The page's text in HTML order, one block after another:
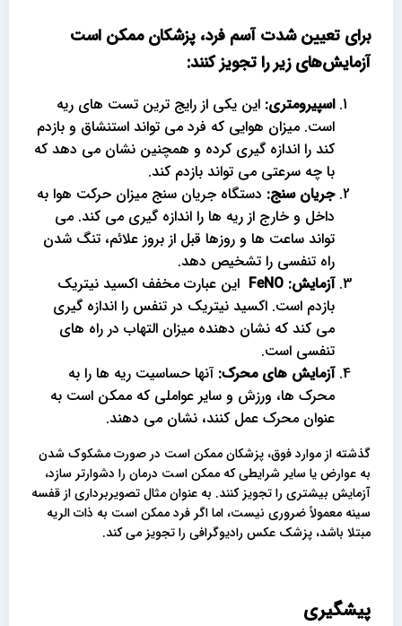
برای تعیین شدت آسم فرد، پزشکان ممکن است
آزمایش‌های زیر را تجویز کنند:
اسپیرومتری: این یکی از رایج ترین تست های ریه
است. میزان هوایی که فرد می تواند استنشاق و بازدم
کند را اندازه گیری کرده و همچنین نشان می دهد که
با چه سرعتی می تواند بازدم کند.
جریان سنج: دستگاه جریان سنج میزان حرکت هوا به
داخل و خارج از ریه ها را اندازه گیری می کند. می
تواند ساعت ها و روزها قبل از بروز علائم، تنگ شدن
راه تنفسی را تشخیص دهد.
آزمایش:
این عبارت مخفف اکسید نیتریک
بازدم است. اکسید نیتریک در تنفس را اندازه گیری
می کند که نشان دهنده میزان التهاب در راه های
تنفسی است.
آزمایش های محرک: آنها حساسیت ریه ها را به
محرک ها، ورزش و سایر عواملی که ممکن است به
عنوان محرک عمل کنند، نشان می دهند.
گذشته از موارد فوق، پزشکان ممکن است در صورت مشکوک شدن
به عوارض یا سایر شرایطی که ممکن است درمان را دشوارتر سازد،
آزمایش بیشتری را تجویز کنند. به عنوان مثال تصویربرداری از قفسه
سینه معمولاً ضروری نیست، اما اگر فرد ممکن است به ذات الریه
مبتلا باشد، پزشک عکس رادیوگرافی را تجویز می کند.
پیشگیری